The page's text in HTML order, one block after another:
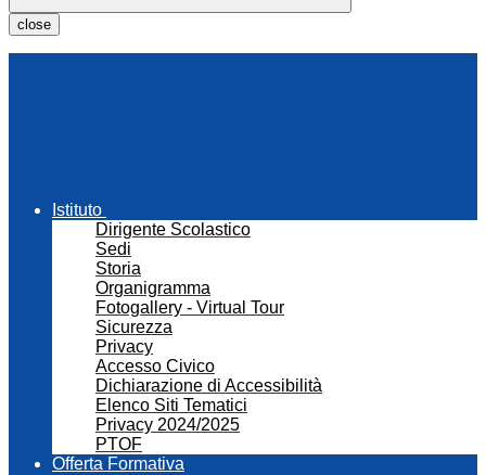
close
Istituto
Dirigente Scolastico
Sedi
Storia
Organigramma
Fotogallery - Virtual Tour
Sicurezza
Privacy
Accesso Civico
Dichiarazione di Accessibilità
Elenco Siti Tematici
Privacy 2024/2025
PTOF
Offerta Formativa